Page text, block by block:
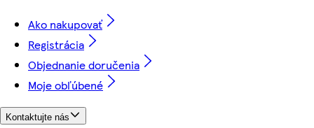
Ako nakupovať
Registrácia
Objednanie doručenia
Moje obľúbené
Kontaktujte nás